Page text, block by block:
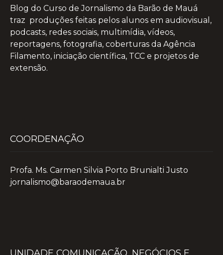
Blog do Curso de Jornalismo da Barão de Mauá
traz produções feitas pelos alunos em audiovisual,
podcasts, redes sociais, multimídia, vídeos,
reportagens, fotografia, coberturas da Agência
Filamento, iniciação científica, TCC e projetos de
extensão.
COORDENAÇÃO
Profa. Ms. Carmen Silvia Porto Brunialti Justo
jornalismo@baraodemaua.br